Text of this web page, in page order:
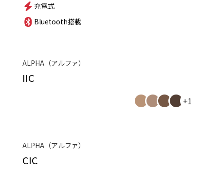
充電式
Bluetooth搭載
ALPHA（アルファ）
IIC
+1
ALPHA（アルファ）
CIC